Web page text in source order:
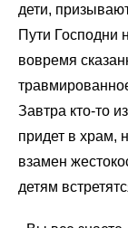
дети,
Пути Господни
вовремя
Завтра кто-то
придет в храм,
взамен
детям